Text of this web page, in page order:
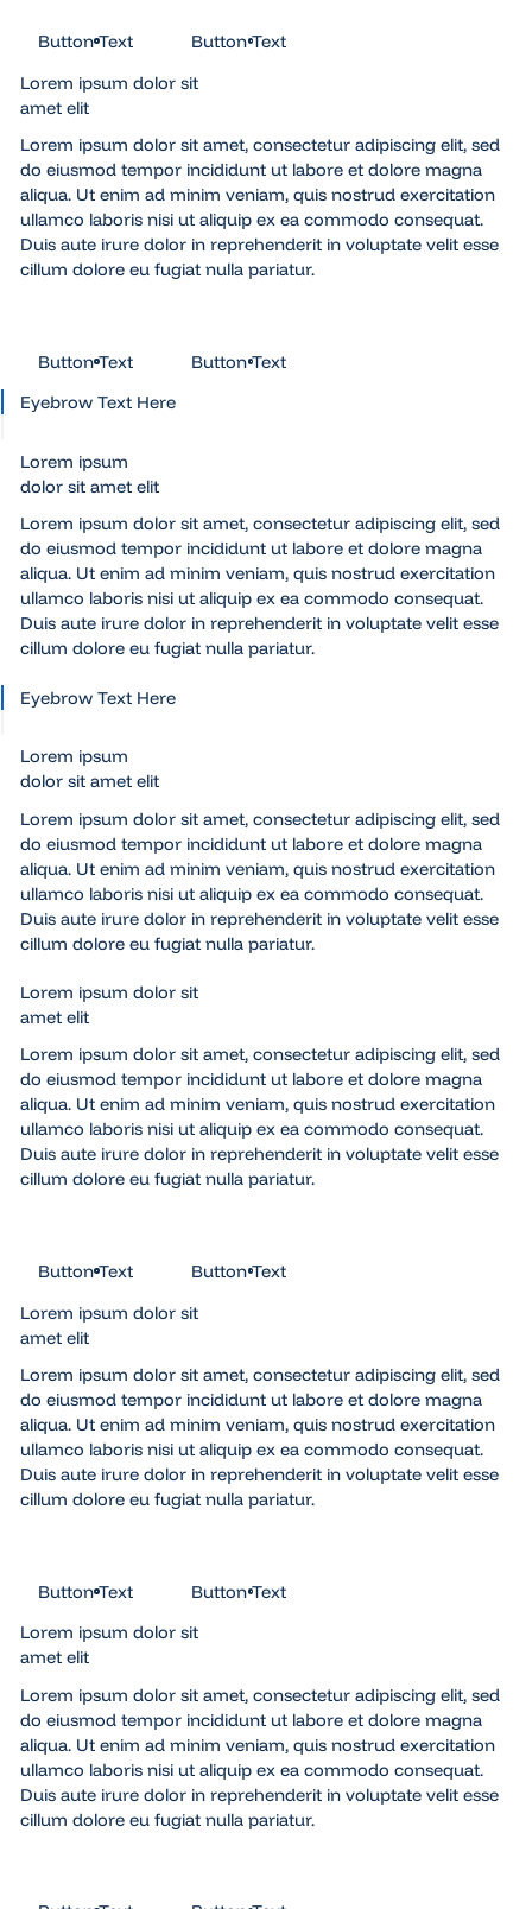
Button Text
Button Text
Button Text
Button Text
Lorem ipsum dolor sit
amet elit
Lorem ipsum dolor sit amet, consectetur adipiscing elit, sed
do eiusmod tempor incididunt ut labore et dolore magna
aliqua. Ut enim ad minim veniam, quis nostrud exercitation
ullamco laboris nisi ut aliquip ex ea commodo consequat.
Duis aute irure dolor in reprehenderit in voluptate velit esse
cillum dolore eu fugiat nulla pariatur.
Button Text
Button Text
Button Text
Button Text
Eyebrow Text Here
Lorem ipsum
dolor sit amet elit
Lorem ipsum dolor sit amet, consectetur adipiscing elit, sed
do eiusmod tempor incididunt ut labore et dolore magna
aliqua. Ut enim ad minim veniam, quis nostrud exercitation
ullamco laboris nisi ut aliquip ex ea commodo consequat.
Duis aute irure dolor in reprehenderit in voluptate velit esse
cillum dolore eu fugiat nulla pariatur.
Eyebrow Text Here
Lorem ipsum
dolor sit amet elit
Lorem ipsum dolor sit amet, consectetur adipiscing elit, sed
do eiusmod tempor incididunt ut labore et dolore magna
aliqua. Ut enim ad minim veniam, quis nostrud exercitation
ullamco laboris nisi ut aliquip ex ea commodo consequat.
Duis aute irure dolor in reprehenderit in voluptate velit esse
cillum dolore eu fugiat nulla pariatur.
Lorem ipsum dolor sit
amet elit
Lorem ipsum dolor sit amet, consectetur adipiscing elit, sed
do eiusmod tempor incididunt ut labore et dolore magna
aliqua. Ut enim ad minim veniam, quis nostrud exercitation
ullamco laboris nisi ut aliquip ex ea commodo consequat.
Duis aute irure dolor in reprehenderit in voluptate velit esse
cillum dolore eu fugiat nulla pariatur.
Button Text
Button Text
Button Text
Button Text
Lorem ipsum dolor sit
amet elit
Lorem ipsum dolor sit amet, consectetur adipiscing elit, sed
do eiusmod tempor incididunt ut labore et dolore magna
aliqua. Ut enim ad minim veniam, quis nostrud exercitation
ullamco laboris nisi ut aliquip ex ea commodo consequat.
Duis aute irure dolor in reprehenderit in voluptate velit esse
cillum dolore eu fugiat nulla pariatur.
Button Text
Button Text
Button Text
Button Text
Lorem ipsum dolor sit
amet elit
Lorem ipsum dolor sit amet, consectetur adipiscing elit, sed
do eiusmod tempor incididunt ut labore et dolore magna
aliqua. Ut enim ad minim veniam, quis nostrud exercitation
ullamco laboris nisi ut aliquip ex ea commodo consequat.
Duis aute irure dolor in reprehenderit in voluptate velit esse
cillum dolore eu fugiat nulla pariatur.